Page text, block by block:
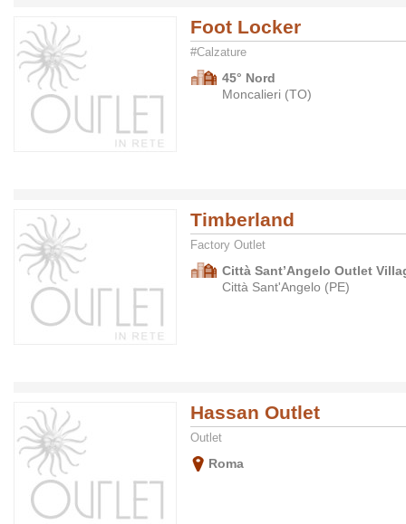
Foot Locker
#Calzature
45° Nord
Moncalieri (TO)
Timberland
Factory Outlet
Città Sant’Angelo Outlet
Città Sant'Angelo (PE)
Hassan Outlet
Outlet
Roma